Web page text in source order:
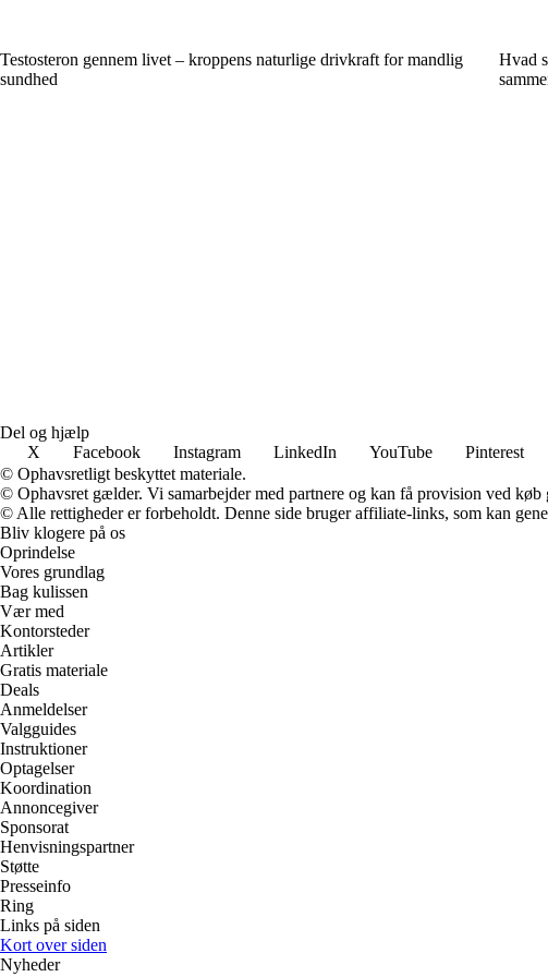
Testosteron gennem livet – kroppens naturlige drivkraft for mandlig
sundhed
Hvad
Del og hjælp
X
Facebook Instagram LinkedIn YouTube Pinterest
© Ophavsretligt beskyttet materiale.
© Ophavsret gælder. Vi samarbejder med partnere og kan få provision ved køb
© Alle rettigheder er forbeholdt. Denne side bruger affiliate-links, som kan
Bliv klogere på os
Oprindelse
Vores grundlag
Bag kulissen
Vær med
Kontorsteder
Artikler
Gratis materiale
Deals
Anmeldelser
Valgguides
Instruktioner
Optagelser
Koordination
Annoncegiver
Sponsorat
Henvisningspartner
Støtte
Presseinfo
Ring
Links på siden
Kort over siden
Nyheder